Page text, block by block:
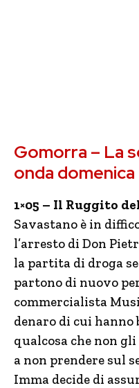
Gomorra – La
onda
1×05 – Il Ruggito
Savastano è in
l’arresto di Don
la partita di droga
partono di nuovo
commercialista
denaro di cui hanno
qualcosa che non
a non prendere sul
Imma decide di